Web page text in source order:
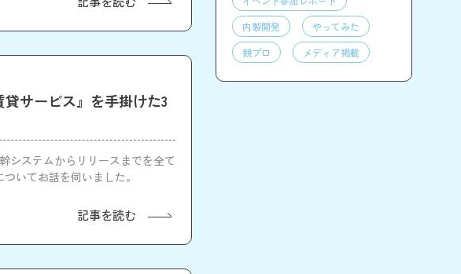
サービス』を手掛けた3
システムからリリースまでを全て
いてお話を伺いました。
記事を読む
内製開発
やってみた
競プロ
メディア掲載